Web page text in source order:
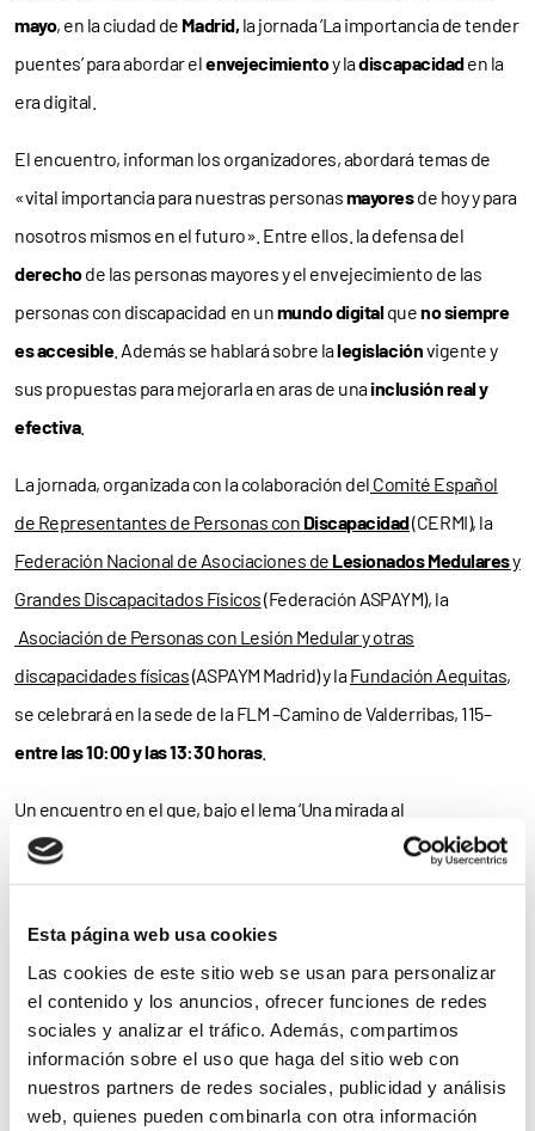
Esta página web usa cookies
Las cookies de este sitio web se usan para personalizar
el contenido y los anuncios, ofrecer funciones de redes
sociales y analizar el tráfico. Además, compartimos
información sobre el uso que haga del sitio web con
nuestros partners de redes sociales, publicidad y análisis
web, quienes pueden combinarla con otra información
mayo, en la ciudad de Madrid, la jornada ‘La importancia de tender
puentes’ para abordar elenvejecimientoy ladiscapacidaden la
era digital.
El encuentro, informan los organizadores, abordará temas de
«vital importancia para nuestras personasmayoresde hoy y para
nosotros mismos en el futuro». Entre ellos. la defensa del
derechode las personas mayores y el envejecimiento de las
personas con discapacidad en unmundo digitalqueno siempre
es accesible. Además se hablará sobre lalegislaciónvigente y
sus propuestas para mejorarla en aras de unainclusión real y
efectiva.
La jornada, organizada con la colaboración del Comité Español
de Representantes de Personas con Discapacidad(CERMI), la
Federación Nacional de Asociaciones de Lesionados Medularesy
Grandes Discapacitados Físicos(Federación ASPAYM), la
Asociación de Personas con Lesión Medular y otras
discapacidades físicas(ASPAYM Madrid) y laFundación Aequitas,
se celebrará en la sede de la FLM –Camino de Valderribas, 115–
entre las 10:00 y las 13:30 horas.
Un encuentro en el que, bajo el lema ‘Una mirada al
envejecimiento activo
en la discapacidad dentro de una
sociedad cada vez másdigitalizada’, se analizarán las
consecuencias de vivir en un mundo actual en el que, alertan los
organizadores, “la calidez del tú a tú y la cercanía del
humanose pierden en favor de la eficiencia y la rapidez”. Y es
que, si bien “se aplaude que las gestiones más comunes se
vuelvan 100% digitales, en ocasiones esa digitalización olvida
formar a aquellas personas queno han convividocon los medios